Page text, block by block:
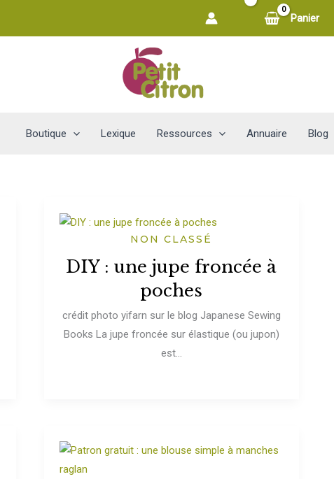
Panier
Boutique Lexique Ressources Annuaire Blog
NON CLASSÉ
DIY : une jupe froncée à
poches
crédit photo yifarn sur le blog Japanese Sewing
Books La jupe froncée sur élastique (ou jupon)
est...